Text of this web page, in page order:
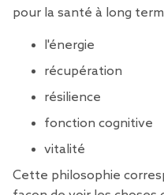
pour la santé à long
l'énergie
récupération
résilience
fonction cognitive
vitalité
Cette philosophie